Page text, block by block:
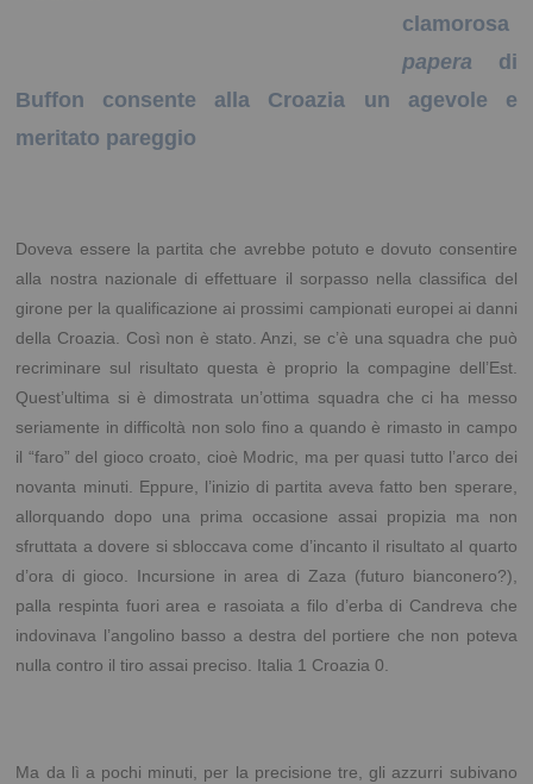
clamorosa
papera di
Buffon consente alla Croazia un agevole e
meritato pareggio
Doveva essere la partita che avrebbe potuto e dovuto consentire
alla nostra nazionale di effettuare il sorpasso nella classifica del
girone per la qualificazione ai prossimi campionati europei ai danni
della Croazia. Così non è stato. Anzi, se c’è una squadra che può
recriminare sul risultato questa è proprio la compagine dell’Est.
Quest’ultima si è dimostrata un’ottima squadra che ci ha messo
seriamente in difficoltà non solo fino a quando è rimasto in campo
il “faro” del gioco croato, cioè Modric, ma per quasi tutto l’arco dei
novanta minuti. Eppure, l’inizio di partita aveva fatto ben sperare,
allorquando dopo una prima occasione assai propizia ma non
sfruttata a dovere si sbloccava come d’incanto il risultato al quarto
d’ora di gioco. Incursione in area di Zaza (futuro bianconero?),
palla respinta fuori area e rasoiata a filo d’erba di Candreva che
indovinava l’angolino basso a destra del portiere che non poteva
nulla contro il tiro assai preciso. Italia 1 Croazia 0.
Ma da lì a pochi minuti, per la precisione tre, gli azzurri subivano